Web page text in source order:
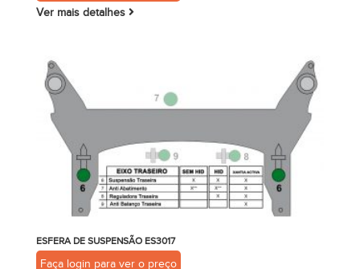
Ver mais detalhes
ESFERA DE SUSPENSÃO ES3017
Faça login para ver o preço